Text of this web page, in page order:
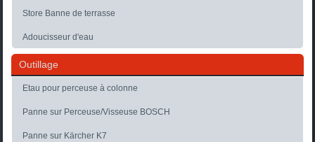
Store Banne de terrasse
Adoucisseur d'eau
Outillage
Etau pour perceuse à colonne
Panne sur Perceuse/Visseuse BOSCH
Panne sur Kärcher K7